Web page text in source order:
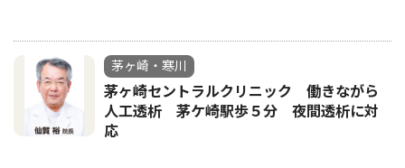
茅ヶ崎・寒川
茅ヶ崎セントラルクリニック 働きながら
人工透析 茅ケ崎駅歩５分 夜間透析に対
応